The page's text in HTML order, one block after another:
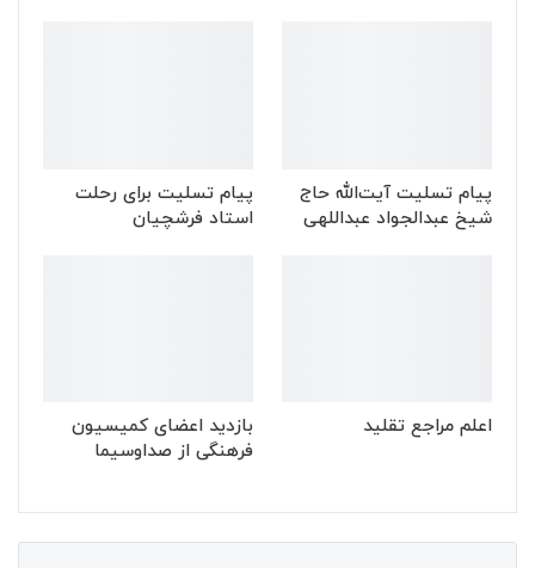
پیام تسلیت آیت‌الله حاج
شیخ عبدالجواد عبداللهی
پیام تسلیت برای رحلت
استاد فرشچیان
اعلم مراجع تقلید
بازدید اعضای کمیسیون
فرهنگی از صداوسیما